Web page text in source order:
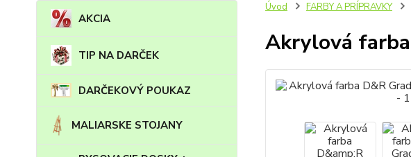
AKCIA
TIP NA DARČEK
DARČEKOVÝ POUKAZ
MALIARSKE STOJANY
Úvod FARBY A PRÍPRAVKY
Akrylová